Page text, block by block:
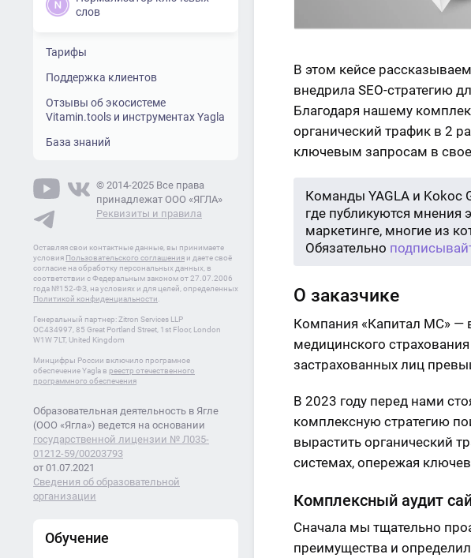
В этом кейсе
внедрила SEO-стратегию
Благодаря нашему
органический трафик в 2
ключевым запросам в
Команды YAGLA и Kokoc
где публикуются мнения
маркетинге, многие из
Обязательно
О заказчике
Компания «Капитал МС» —
медицинского
застрахованных лиц
В 2023 году перед нами
комплексную стратегию
вырастить органический
системах, опережая
Комплексный аудит
Сначала мы тщательно
преимущества и
слов
Тарифы
Поддержка клиентов
Отзывы об экосистеме
Vitamin.tools и инструментах Yagla
База знаний
© 2014-2025 Все права
принадлежат ООО «ЯГЛА»
Реквизиты и правила
Оставляя свои контактные данные, вы принимаете
условия Пользовательского соглашения и даете своё
согласие на обработку персональных данных, в
соответствии с Федеральным законом от 27.07.2006
года №152-ФЗ, на условиях и для целей, определенных
Политикой конфиденциальности
Генеральный партнер: Zitron Services LLP
OC434997, 85 Great Portland Street, 1st Floor, London
W1W 7LT, United Kingdom
Минцифры России включило програмное
обеспечение Yagla в реестр отечественного
программного обеспечения
Образовательная деятельность в Ягле
(ООО «Ягла») ведется на основании
государственной лицензии № Л035-
01212-59/00203793
от 01.07.2021
Сведения об образовательной
организации
Обучение